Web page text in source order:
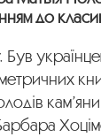
до